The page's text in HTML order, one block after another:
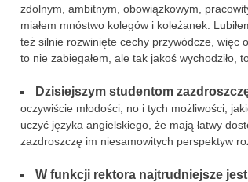
zdolnym, ambitnym, obowiązkowym,
miałem mnóstwo kolegów i koleżanek.
też silnie rozwinięte cechy przywódcze, więc
to nie zabiegałem, ale tak jakoś wychodziło,
Dzisiejszym studentom
oczywiście młodości, no i tych możliwości,
uczyć języka angielskiego, że mają łatwy
zazdroszczę im niesamowitych perspektyw
W funkcji rektora najtrudniejsze